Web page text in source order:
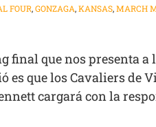
FOUR,GONZAGA,KANSAS,MARCH
final que nos presenta a
es que los Cavaliers de
cargará con la